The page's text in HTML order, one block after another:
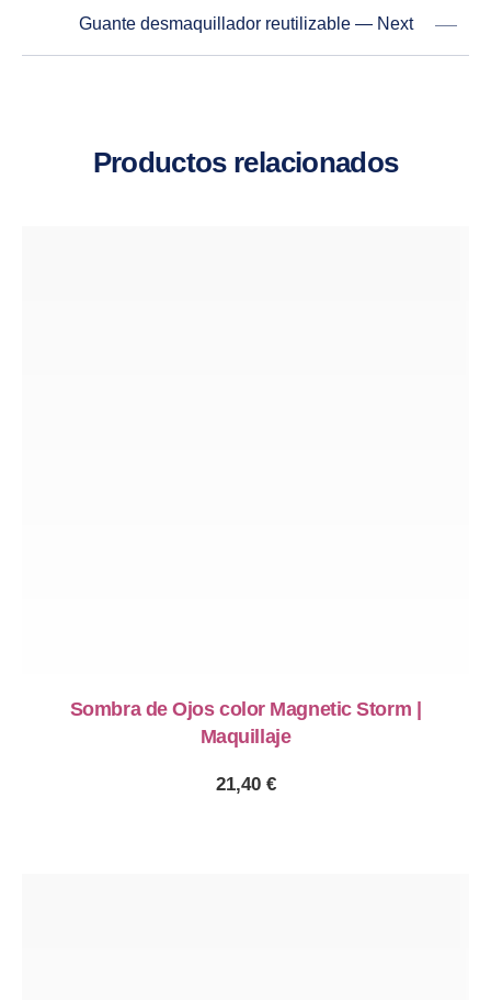
Guante desmaquillador reutilizable — Next
Productos relacionados
Sombra de Ojos color Magnetic Storm |
Maquillaje
21,40 €